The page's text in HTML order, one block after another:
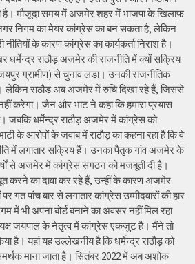
है। मौजूदा समय में अजमेर शहर में भाजपा के खिलाफ
निगम का मेयर कांग्रेस का बन सकता है, लेकिन
नीतियों के कारण कांग्रेस का कार्यकर्ता निराश है।
राठौड़ अजमेर की राजनीति में क्यों सक्रिय
ग्रामीण) से चुनाव लड़ा। उनकी राजनीतिक
लेकिन राठौड़ अब अजमेर में रुचि दिखा रहे हैं, जिससे
नहीं करेगा। जैन और भाट ने कहा कि हमारा प्रयास
धर्मेन्द्र राठौड़ अजमेर में कांग्रेस को
के आरोपों के जवाब में राठौड़ का कहना रहा है कि वे
में लगातार सक्रिय हैं। उनका पैतृक गांव अजमेर के
से अजमेर में कांग्रेस संगठन को मजबूती दी है।
करने का दावा कर रहे हैं, उन्हीं के कारण अजमेर
गत पांच बार से लगातार कांग्रेस उम्मीदवारों की हार
में भी अपना बोर्ड बनाने का अवसर नहीं मिल रहा
जयपाल के नेतृत्व में कांग्रेस एकजुट है। मैंने तो
है। यहां यह उल्लेखनीय है कि धर्मेन्द्र राठौड़ को
माना जाता है। सितंबर 2022 में अब अशोक